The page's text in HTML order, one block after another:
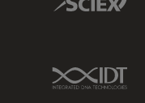
IDT Link